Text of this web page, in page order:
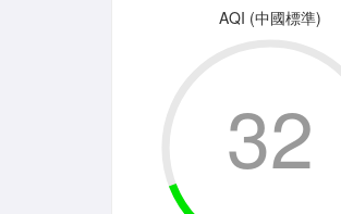
AQI (中國標準)
32